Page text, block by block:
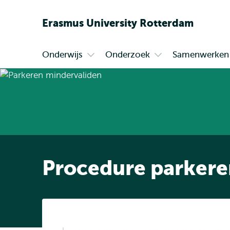
Erasmus University Rotterdam
Primair
Onderwijs
submenu
Onderzoek Samenwerken
Procedure